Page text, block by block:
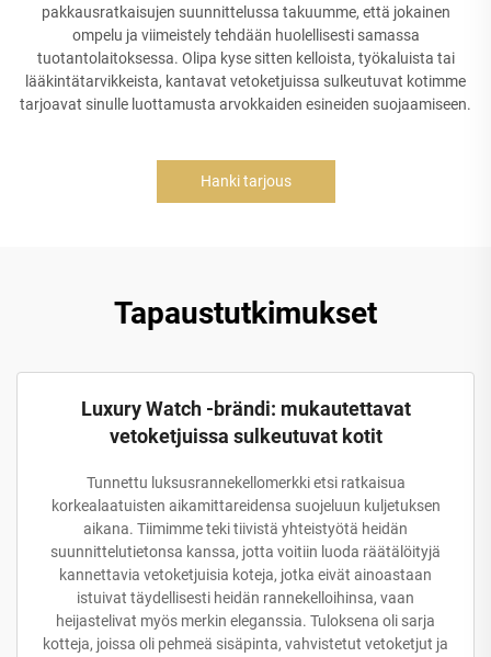
pakkausratkaisujen suunnittelussa takuumme, että jokainen
ompelu ja viimeistely tehdään huolellisesti samassa
tuotantolaitoksessa. Olipa kyse sitten kelloista, työkaluista tai
lääkintätarvikkeista, kantavat vetoketjuissa sulkeutuvat kotimme
tarjoavat sinulle luottamusta arvokkaiden esineiden suojaamiseen.
Hanki tarjous
Tapaustutkimukset
Luxury Watch -brändi: mukautettavat
vetoketjuissa sulkeutuvat kotit
Tunnettu luksusrannekellomerkki etsi ratkaisua
korkealaatuisten aikamittareidensa suojeluun kuljetuksen
aikana. Tiimimme teki tiivistä yhteistyötä heidän
suunnittelutietonsa kanssa, jotta voitiin luoda räätälöityjä
kannettavia vetoketjuisia koteja, jotka eivät ainoastaan
istuivat täydellisesti heidän rannekelloihinsa, vaan
heijastelivat myös merkin eleganssia. Tuloksena oli sarja
kotteja, joissa oli pehmeä sisäpinta, vahvistetut vetoketjut ja